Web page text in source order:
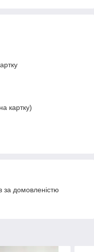
картку)
за домовленістю